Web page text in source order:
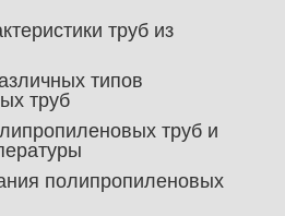
труб из
типов
труб
труб и
полипропиленовых